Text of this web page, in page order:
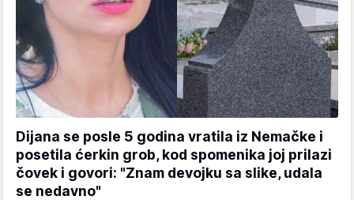
Dijana se posle 5 godina vratila iz Nemačke i
posetila ćerkin grob, kod spomenika joj prilazi
čovek i govori: "Znam devojku sa slike, udala
se nedavno"